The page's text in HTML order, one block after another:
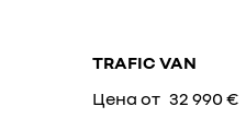
TRAFIC VAN
Цена от 32 990 €